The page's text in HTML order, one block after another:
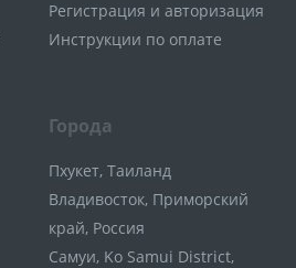
Регистрация и авторизация
Инструкции по оплате
Города
Пхукет, Таиланд
Владивосток, Приморский
край, Россия
Самуи, Ko Samui District,